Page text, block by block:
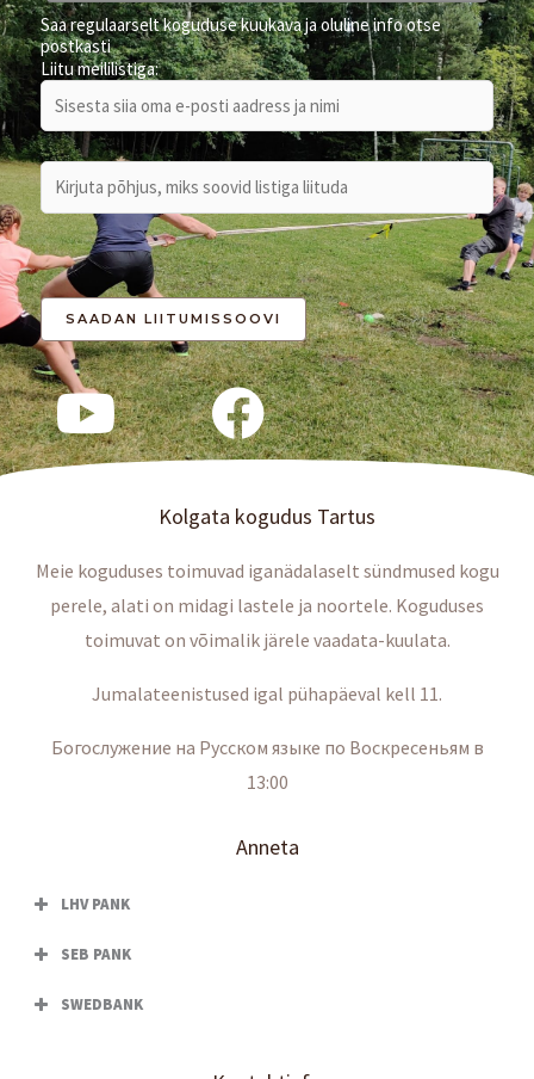
f
o
r
Saa regulaarselt koguduse kuukava ja oluline info otse
postkasti
Liitu meililistiga:
Kolgata kogudus Tartus
Meie koguduses toimuvad iganädalaselt sündmused kogu
perele, alati on midagi lastele ja noortele. Koguduses
toimuvat on võimalik järele vaadata-kuulata.
Jumalateenistused igal pühapäeval kell 11.
Богослужение на Русском языке по Воскресеньям в
13:00
Anneta
LHV PANK
SEB PANK
SWEDBANK